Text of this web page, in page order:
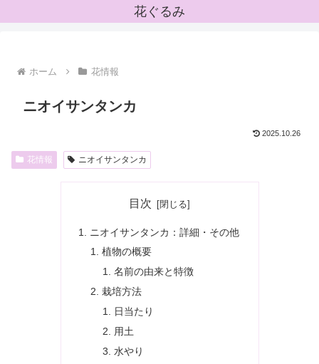
花ぐるみ
ホーム 花情報
ニオイサンタンカ
2025.10.26
花情報 ニオイサンタンカ
目次
ニオイサンタンカ：詳細・その他
植物の概要
名前の由来と特徴
栽培方法
日当たり
用土
水やり